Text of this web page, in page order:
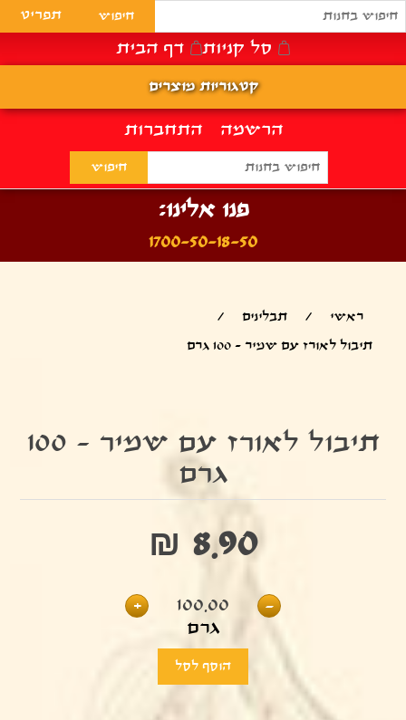
הרשמה התחברות
סל קניות דף הבית
פנו אלינו:
1700-50-18-50
ראשי / תבלינים
/
תיבול לאורז עם שמיר - 100 גרם
תיבול לאורז עם שמיר - 100
גרם
₪ 8.90
-
100.00
גרם
+
תפריט
קטגוריות מוצרים